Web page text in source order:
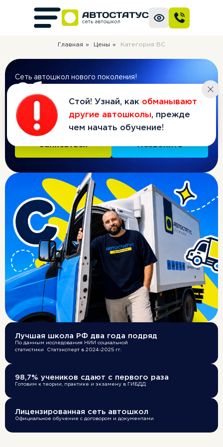
обманывают
Главная » Цены » Категория BC
Сеть автошкол нового поколения!
Обучение
категорию BC
Попробуй, прежде чем начать обучение.
Пройди бесплатный тест-драйв
Записаться Позвонить
Лучшая школа РФ два года подряд
По данным исследования НИИ социальной
статистики Статэксперт в 2024-2025 гг.
98,7% учеников сдают с первого раза
Готовим к теории, практике и экзамену в ГИБДД
Лицензированная сеть автошкол
Официальное обучение с договором и документами
КАКИЕ
ПРЕИМУЩЕСТВА
ДАЕТ КАТЕГОРИЯ С?
Классная
Шутки по рации и
Магазины, которым всегда надо что-то